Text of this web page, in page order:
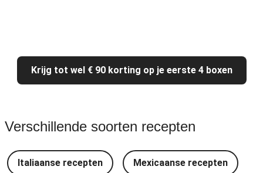
Krijg tot wel € 90 korting op je eerste 4 boxen
Verschillende soorten recepten
Italiaanse recepten Mexicaanse recepten